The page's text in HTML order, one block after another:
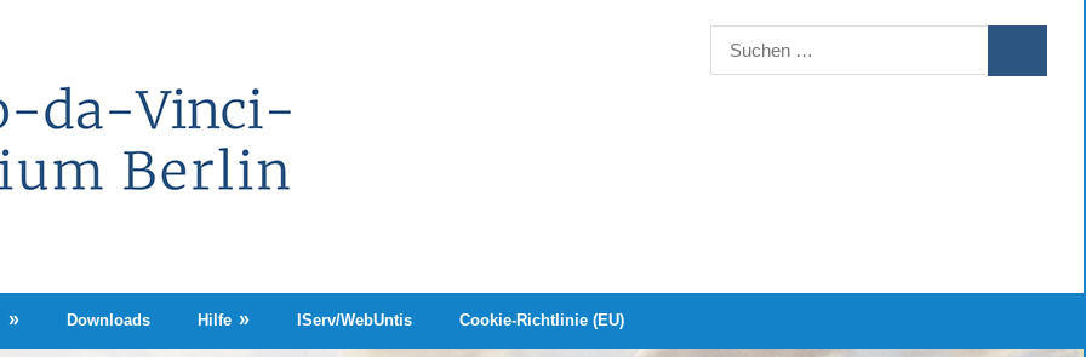
Suchen
nach:
Downloads Hilfe IServ/WebUntis Cookie-Richtlinie (EU)